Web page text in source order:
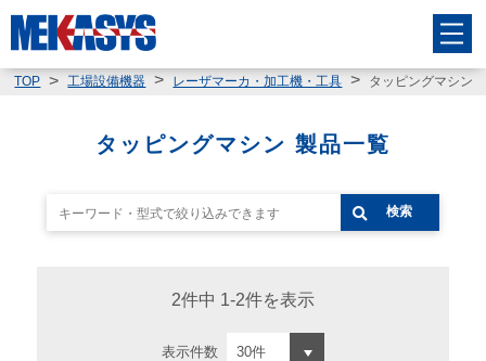
TOP 工場設備機器 レーザマーカ・加工機・工具 タッピングマシン
タッピングマシン 製品一覧
検索
2件中 1-2件を表示
表示件数